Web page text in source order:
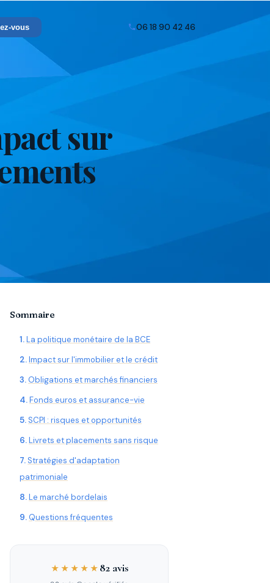
vous 06 18 90 42 46
sur
Sommaire
La politique monétaire de la BCE
Impact sur l'immobilier et le crédit
Obligations et marchés financiers
Fonds euros et assurance-vie
SCPI : risques et opportunités
Livrets et placements sans risque
Stratégies d'adaptation
patrimoniale
Le marché bordelais
Questions fréquentes
★★★★★ 82 avis